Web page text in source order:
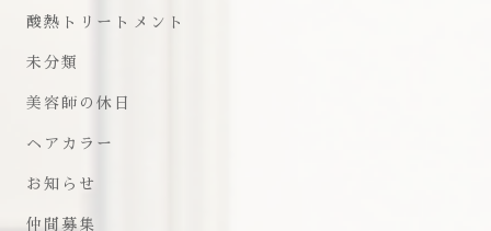
酸熱トリートメント
未分類
美容師の休日
ヘアカラー
お知らせ
仲間募集